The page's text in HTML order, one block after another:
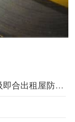
屋防蚊改造神器